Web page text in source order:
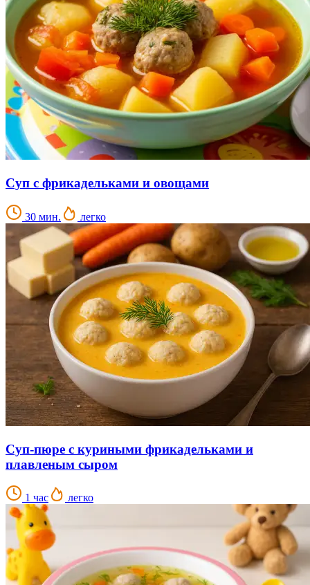
Суп с фрикадельками и овощами
30 мин. легко
Суп-пюре с куриными фрикадельками и
плавленым сыром
1 час легко